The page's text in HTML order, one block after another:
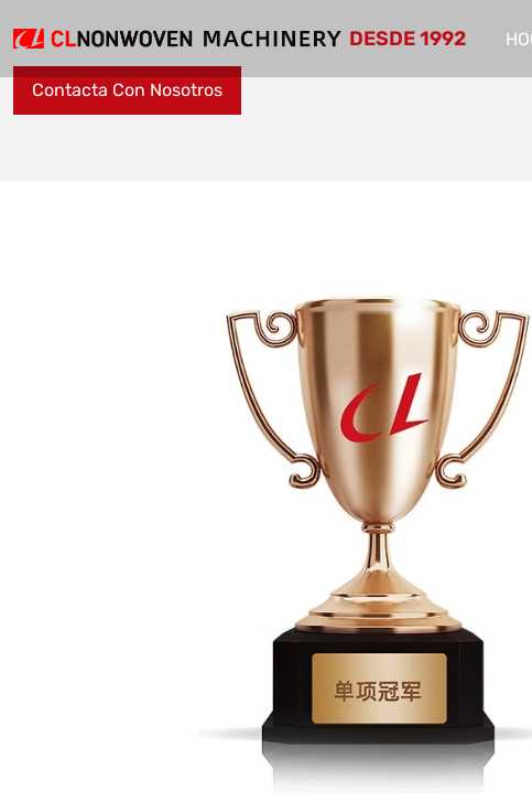
DESDE 1992
Contacta Con Nosotros